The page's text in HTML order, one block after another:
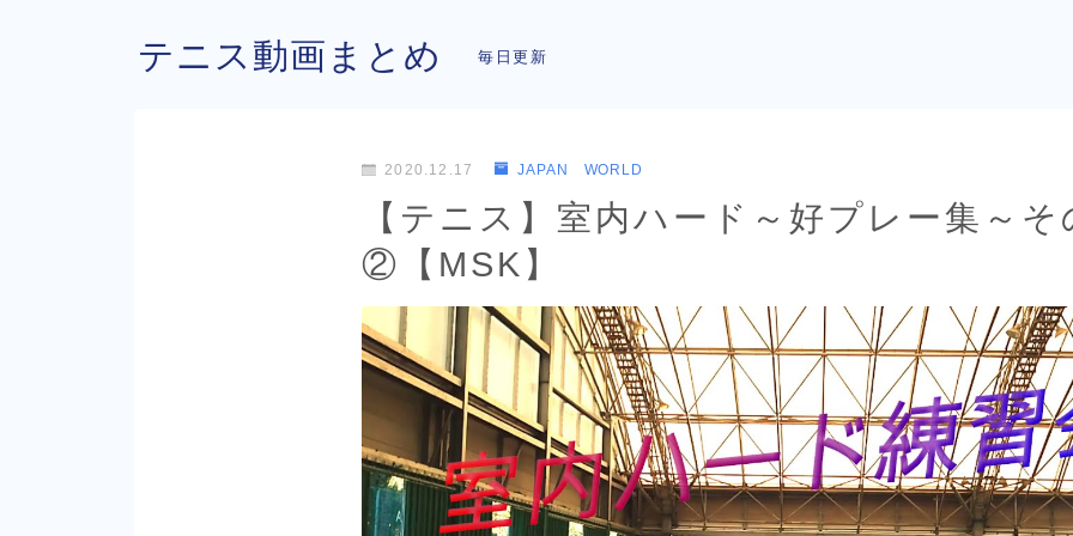
テニス動画まとめ 毎日更新
2020.12.17 JAPAN WORLD
【テニス】室内ハード～好プレー集～そ
②【MSK】